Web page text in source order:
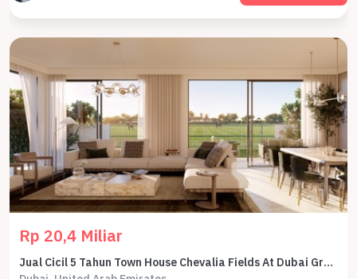
Rp 20,4 Miliar
Jual Cicil 5 Tahun Town House Chevalia Fields At Dubai Grand Polo Club And Resort 5 Br 232 M2 - Sell Town House Chevalia Fields At Dubai Grand Polo Club And Resort 5 Br 232 Sqm By Emaar